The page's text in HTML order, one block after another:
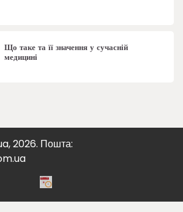
Що таке та її значення у сучасній
медицині
2026. Пошта: